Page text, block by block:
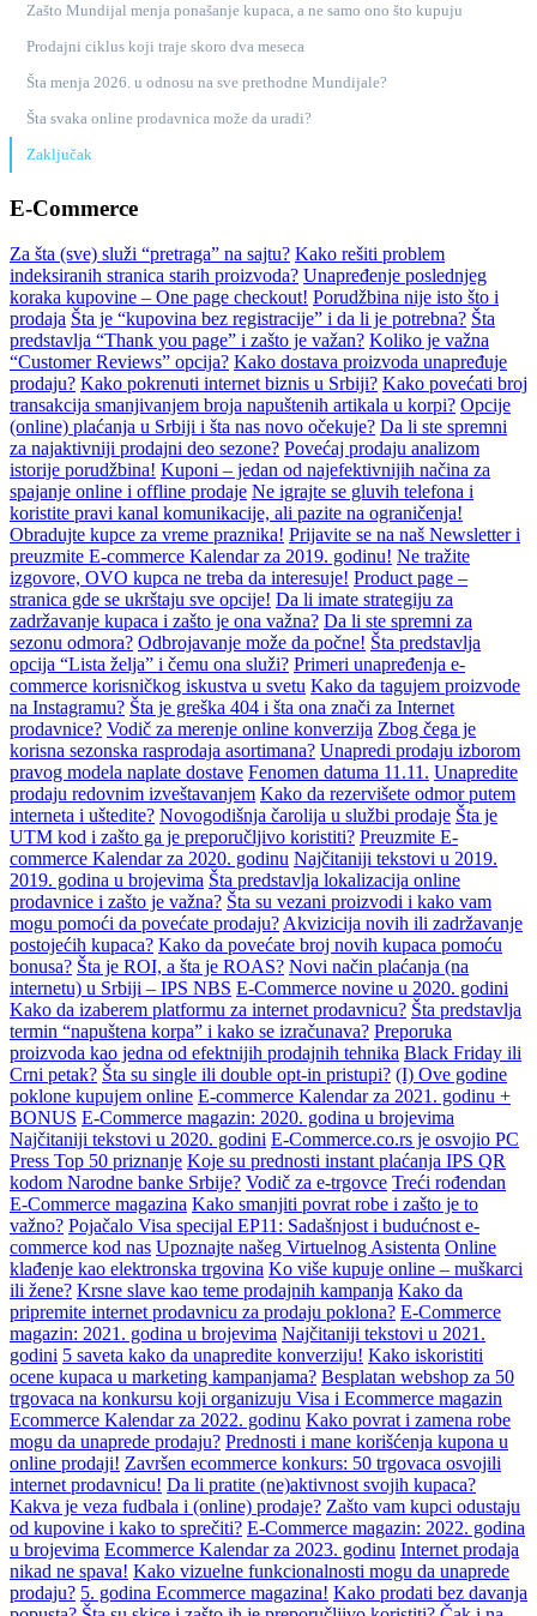
Zašto Mundijal menja ponašanje kupaca, a ne samo ono što kupuju
Prodajni ciklus koji traje skoro dva meseca
Šta menja 2026. u odnosu na sve prethodne Mundijale?
Šta svaka online prodavnica može da uradi?
Zaključak
E-Commerce
Za šta (sve) služi “pretraga” na sajtu? Kako rešiti problem
indeksiranih stranica starih proizvoda? Unapređenje poslednjeg
koraka kupovine – One page checkout! Porudžbina nije isto što i
prodaja Šta je “kupovina bez registracije” i da li je potrebna? Šta
predstavlja “Thank you page” i zašto je važan? Koliko je važna
“Customer Reviews” opcija? Kako dostava proizvoda unapređuje
prodaju? Kako pokrenuti internet biznis u Srbiji? Kako povećati broj
transakcija smanjivanjem broja napuštenih artikala u korpi? Opcije
(online) plaćanja u Srbiji i šta nas novo očekuje? Da li ste spremni
za najaktivniji prodajni deo sezone? Povećaj prodaju analizom
istorije porudžbina! Kuponi – jedan od najefektivnijih načina za
spajanje online i offline prodaje Ne igrajte se gluvih telefona i
koristite pravi kanal komunikacije, ali pazite na ograničenja!
Obradujte kupce za vreme praznika! Prijavite se na naš Newsletter i
preuzmite E-commerce Kalendar za 2019. godinu! Ne tražite
izgovore, OVO kupca ne treba da interesuje! Product page –
stranica gde se ukrštaju sve opcije! Da li imate strategiju za
zadržavanje kupaca i zašto je ona važna? Da li ste spremni za
sezonu odmora? Odbrojavanje može da počne! Šta predstavlja
opcija “Lista želja” i čemu ona služi? Primeri unapređenja e-
commerce korisničkog iskustva u svetu Kako da tagujem proizvode
na Instagramu? Šta je greška 404 i šta ona znači za Internet
prodavnice? Vodič za merenje online konverzija Zbog čega je
korisna sezonska rasprodaja asortimana? Unapredi prodaju izborom
pravog modela naplate dostave Fenomen datuma 11.11. Unapredite
prodaju redovnim izveštavanjem Kako da rezervišete odmor putem
interneta i uštedite? Novogodišnja čarolija u službi prodaje Šta je
UTM kod i zašto ga je preporučljivo koristiti? Preuzmite E-
commerce Kalendar za 2020. godinu Najčitaniji tekstovi u 2019.
2019. godina u brojevima Šta predstavlja lokalizacija online
prodavnice i zašto je važna? Šta su vezani proizvodi i kako vam
mogu pomoći da povećate prodaju? Akvizicija novih ili zadržavanje
postojećih kupaca? Kako da povećate broj novih kupaca pomoću
bonusa? Šta je ROI, a šta je ROAS? Novi način plaćanja (na
internetu) u Srbiji – IPS NBS E-Commerce novine u 2020. godini
Kako da izaberem platformu za internet prodavnicu? Šta predstavlja
termin “napuštena korpa” i kako se izračunava? Preporuka
proizvoda kao jedna od efektnijih prodajnih tehnika Black Friday ili
Crni petak? Šta su single ili double opt-in pristupi? (I) Ove godine
poklone kupujem online E-commerce Kalendar za 2021. godinu +
BONUS E-Commerce magazin: 2020. godina u brojevima
Najčitaniji tekstovi u 2020. godini E-Commerce.co.rs je osvojio PC
Press Top 50 priznanje Koje su prednosti instant plaćanja IPS QR
kodom Narodne banke Srbije? Vodič za e-trgovce Treći rođendan
E-Commerce magazina Kako smanjiti povrat robe i zašto je to
važno? Pojačalo Visa specijal EP11: Sadašnjost i budućnost e-
commerce kod nas Upoznajte našeg Virtuelnog Asistenta Online
klađenje kao elektronska trgovina Ko više kupuje online – muškarci
ili žene? Krsne slave kao teme prodajnih kampanja Kako da
pripremite internet prodavnicu za prodaju poklona? E-Commerce
magazin: 2021. godina u brojevima Najčitaniji tekstovi u 2021.
godini 5 saveta kako da unapredite konverziju! Kako iskoristiti
ocene kupaca u marketing kampanjama? Besplatan webshop za 50
trgovaca na konkursu koji organizuju Visa i Ecommerce magazin
Ecommerce Kalendar za 2022. godinu Kako povrat i zamena robe
mogu da unaprede prodaju? Prednosti i mane korišćenja kupona u
online prodaji! Završen ecommerce konkurs: 50 trgovaca osvojili
internet prodavnicu! Da li pratite (ne)aktivnost svojih kupaca?
Kakva je veza fudbala i (online) prodaje? Zašto vam kupci odustaju
od kupovine i kako to sprečiti? E-Commerce magazin: 2022. godina
u brojevima Ecommerce Kalendar za 2023. godinu Internet prodaja
nikad ne spava! Kako vizuelne funkcionalnosti mogu da unaprede
prodaju? 5. godina Ecommerce magazina! Kako prodati bez davanja